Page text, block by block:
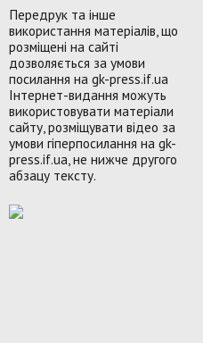
Передрук та інше
використання матеріалів, що
розміщені на сайті
дозволяється за умови
посилання на gk-press.if.ua
Інтернет-видання можуть
використовувати матеріали
сайту, розміщувати відео за
умови гіперпосилання на gk-
press.if.ua, не нижче другого
абзацу тексту.